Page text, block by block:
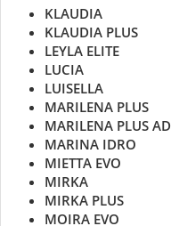
KLAUDIA
KLAUDIA PLUS
LEYLA ELITE
LUCIA
LUISELLA
MARILENA PLUS
MARILENA PLUS AD
MARINA IDRO
MIETTA EVO
MIRKA
MIRKA PLUS
MOIRA EVO